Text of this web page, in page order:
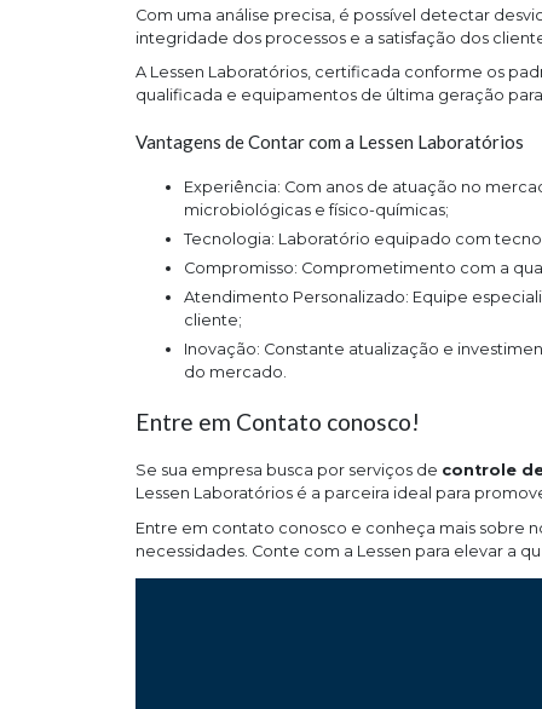
Com uma análise precisa, é possível detectar
integridade dos processos e a satisfação dos
A Lessen Laboratórios, certificada conforme os
qualificada e equipamentos de última geração
Vantagens de Contar com a Lessen Laboratórios
Experiência: Com anos de atuação no mercado, a Lessen possui expertise no segmento de análises
microbiológicas e físico-químicas;
Tecnologia: Laboratório equipado com
Compromisso: Comprometimento com a
Atendimento Personalizado: Equipe especializada para oferecer suporte e soluções customizadas para cada
cliente;
Inovação: Constante atualização e investimento em novas metodologias para melhor atender às demandas
do mercado.
Entre em Contato conosco!
Se sua empresa busca por serviços de controle
Lessen Laboratórios é a parceira ideal para
Entre em contato conosco e conheça mais sobre
necessidades. Conte com a Lessen para elevar a